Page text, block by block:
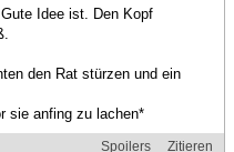
Idee ist. Den Kopf
den Rat stürzen und ein
sie anfing zu lachen*
Spoilers
Zitieren